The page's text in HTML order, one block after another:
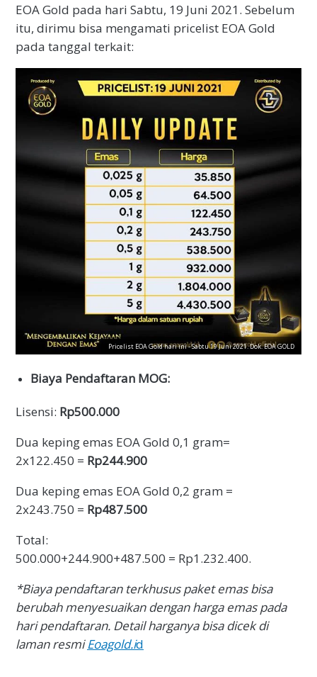
EOA Gold pada hari Sabtu, 19 Juni 2021. Sebelum
itu, dirimu bisa mengamati pricelist EOA Gold
pada tanggal terkait:
Pricelist EOA Gold hari ini - Sabtu 19 Juni 2021. Dok. EOA GOLD
Biaya Pendaftaran MOG:
Lisensi: Rp500.000
Dua keping emas EOA Gold 0,1 gram=
2x122.450 = Rp244.900
Dua keping emas EOA Gold 0,2 gram =
2x243.750 = Rp487.500
Total:
500.000+244.900+487.500 = Rp1.232.400.
*Biaya pendaftaran terkhusus paket emas bisa
berubah menyesuaikan dengan harga emas pada
hari pendaftaran. Detail harganya bisa dicek di
laman resmiEoagold.id